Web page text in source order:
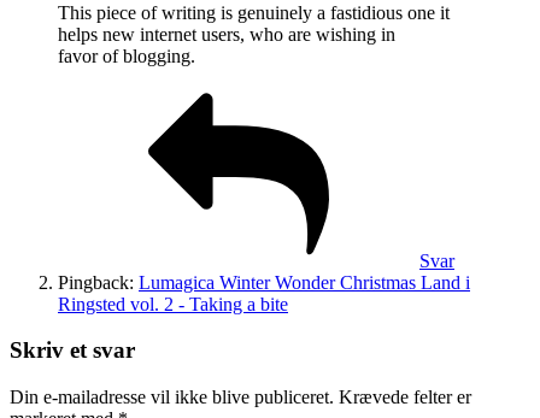
This piece of writing is genuinely a fastidious one it
helps new internet users, who are wishing in
favor of blogging.
Svar
Pingback: Lumagica Winter Wonder Christmas Land i
Ringsted vol. 2 - Taking a bite
Skriv et svar
Din e-mailadresse vil ikke blive publiceret. Krævede felter er